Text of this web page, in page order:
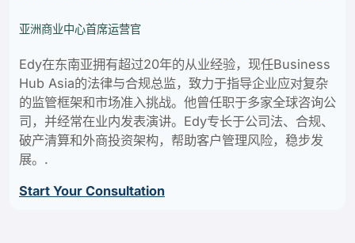
亚洲商业中心首席运营官
Edy在东南亚拥有超过20年的从业经验，现任Business
Hub Asia的法律与合规总监，致力于指导企业应对复杂
的监管框架和市场准入挑战。他曾任职于多家全球咨询公
司，并经常在业内发表演讲。Edy专长于公司法、合规、
破产清算和外商投资架构，帮助客户管理风险，稳步发
展。.
Start Your Consultation